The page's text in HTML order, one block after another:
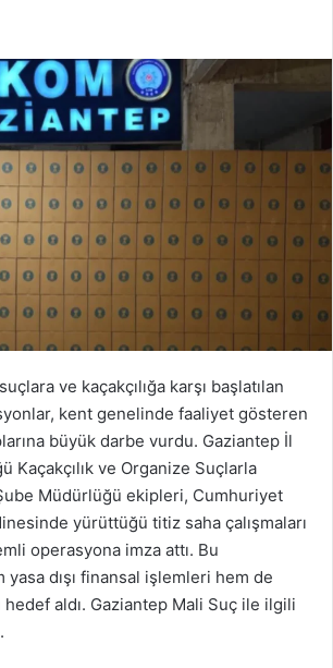
ve kaçakçılığa karşı başlatılan
kent genelinde faaliyet gösteren
büyük darbe vurdu. Gaziantep İl
Kaçakçılık ve Organize Suçlarla
Müdürlüğü ekipleri, Cumhuriyet
yürüttüğü titiz saha çalışmaları
operasyona imza attı. Bu
dışı finansal işlemleri hem de
hedef aldı. Gaziantep Mali Suç ile ilgili